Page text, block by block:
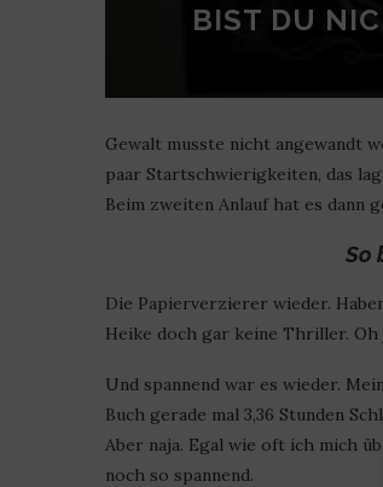
BIST DU
Gewalt musste nicht angewandt
paar Startschwierigkeiten, das
Beim zweiten Anlauf hat es dann
So
Die Papierverzierer wieder.
Heike doch gar keine Thriller.
Und spannend war es wieder.
Buch gerade mal 3,36 Stunden
Aber naja. Egal wie oft ich mich
noch so spannend.